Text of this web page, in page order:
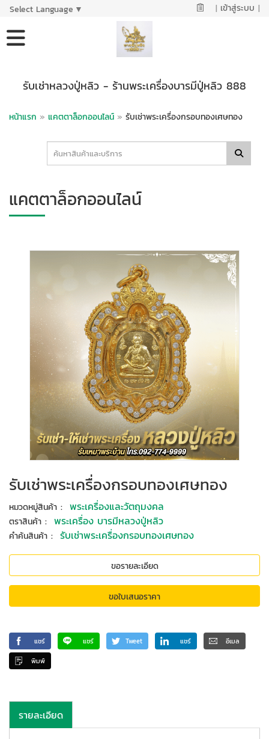
Select Language ▼ | เข้าสู่ระบบ |
รับเช่าหลวงปู่หลิว - ร้านพระเครื่องบารมีปู่หลิว 888
หน้าแรก » แคตตาล็อกออนไลน์ » รับเช่าพระเครื่องกรอบทองเศษทอง
แคตตาล็อกออนไลน์
รับเช่าพระเครื่องกรอบทองเศษทอง
หมวดหมู่สินค้า : พระเครื่องและวัตถุมงคล
ตราสินค้า : พระเครื่อง บารมีหลวงปู่หลิว
คำค้นสินค้า : รับเช่าพระเครื่องกรอบทองเศษทอง
ขอรายละเอียด
ขอใบเสนอราคา
แชร์ แชร์ Tweet แชร์ อีเมล
พิมพ์
รายละเอียด